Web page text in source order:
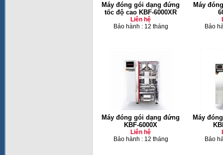
Máy đóng gói dạng đứng
tốc độ cao KBF-6000XR
Liên hệ
Bảo hành : 12 tháng
Máy
Bảo
Máy đóng gói dạng đứng
KBF-6000X
Liên hệ
Bảo hành : 12 tháng
Máy
Bảo